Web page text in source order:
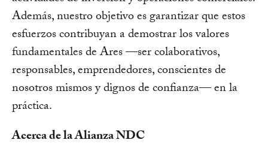
Además, nuestro objetivo es garantizar que estos
esfuerzos contribuyan a demostrar los valores
fundamentales de Ares —ser colaborativos,
responsables, emprendedores, conscientes de
nosotros mismos y dignos de confianza— en la
práctica.
Acerca de la Alianza NDC